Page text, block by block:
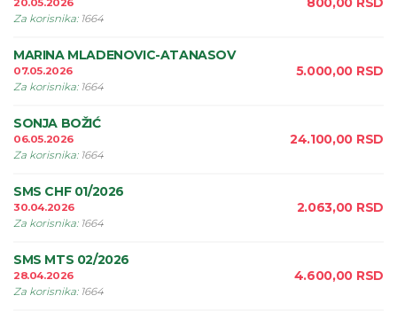
20.05.2026
Za korisnika: 1664
MARINA MLADENOVIC-ATANASOV
07.05.2026
Za korisnika: 1664
5.000,00 RSD
SONJA BOŽIĆ
06.05.2026
Za korisnika: 1664
24.100,00 RSD
SMS CHF 01/2026
30.04.2026
Za korisnika: 1664
2.063,00 RSD
SMS MTS 02/2026
28.04.2026
Za korisnika: 1664
4.600,00 RSD